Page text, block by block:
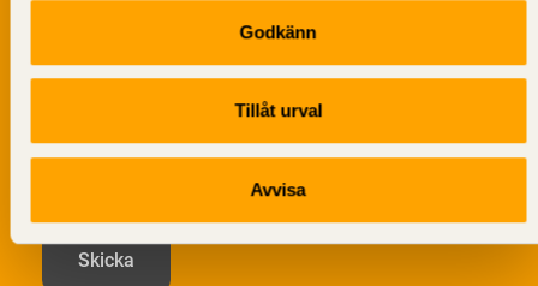
Godkänn
Tillåt urval
Avvisa